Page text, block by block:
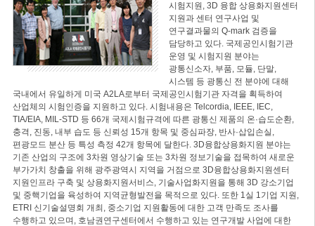
시험지원, 3D 융합 상용화지원센터
지원과 센터 연구사업 및
연구결과물의 Q-mark 검증을
담당하고 있다. 국제공인시험기관
운영 및 시험지원 분야는
광통신소자, 부품, 모듈, 단말,
시스템 등 광통신 전 분야에 대해
국내에서 유일하게 미국 A2LA로부터 국제공인시험기관 자격을 획득하여
산업체의 시험인증을 지원하고 있다. 시험내용은 Telcordia, IEEE, IEC,
TIA/EIA, MIL-STD 등 66개 국제시험규격에 따른 광통신 제품의 온·습도순환,
충격, 진동, 내부 습도 등 신뢰성 15개 항목 및 중심파장, 반사·삽입손실,
편광모드 분산 등 특성 측정 42개 항목에 달한다. 3D융합상용화지원 분야는
기존 산업의 구조에 3차원 영상기술 또는 3차원 정보기술을 접목하여 새로운
부가가치 창출을 위해 광주광역시 지역을 거점으로 3D융합상용화지원센터
지원인프라 구축 및 상용화지원서비스, 기술사업화지원을 통해 3D 강소기업
및 중핵기업을 육성하여 지역균형발전을 목적으로 있다. 또한 1실 1기업 지원,
ETRI 신기술설명회 개최, 중소기업 지원활동에 대한 고객 만족도 조사를
수행하고 있으며, 호남권연구센터에서 수행하고 있는 연구개발 사업에 대한